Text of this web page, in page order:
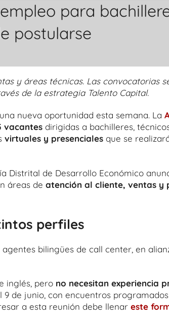
para
postularse
y áreas técnicas. Las convocatorias
de la estrategia Talento Capital.
nueva oportunidad esta semana. La
vacantes dirigidas a bachilleres,
virtuales y presenciales que se
Distrital de Desarrollo Económico
áreas de atención al cliente, ventas y
perfiles
agentes bilingües de call center, en
inglés, pero no necesitan experiencia
de junio, con encuentros
a esta reunión debe llenar este